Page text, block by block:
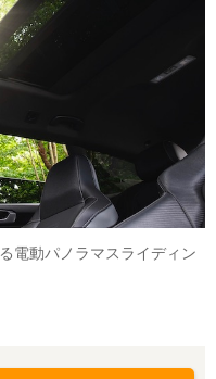
電動パノラマスライディン